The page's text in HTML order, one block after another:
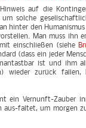
auf die
solche
hinter den
Man muss ihn
einschließen (siehe
(dass ein jeder
ist und ihm
wieder zurück
ein Vernunft-Zauber
aus-faltet, um morgen